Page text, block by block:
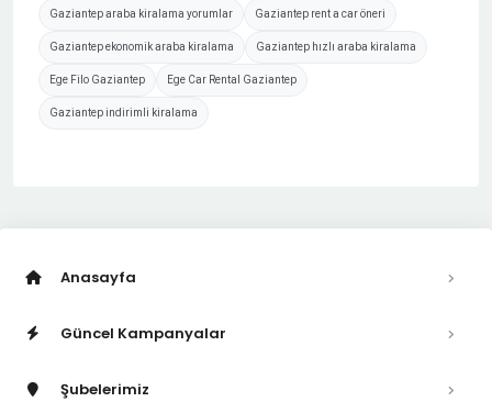
Gaziantep araba kiralama yorumlar Gaziantep rent a car öneri
Gaziantep ekonomik araba kiralama Gaziantep hızlı araba kiralama
Ege Filo Gaziantep Ege Car Rental Gaziantep
Gaziantep indirimli kiralama
Anasayfa
Güncel Kampanyalar
Şubelerimiz